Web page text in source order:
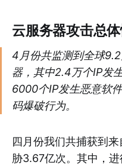
云服务器攻击总
4月份共监测到全球
器，其中2.4万个IP发
6000个IP发生恶意软
码爆破行为。
四月份我们共捕获到
胁3.67亿次。其中，